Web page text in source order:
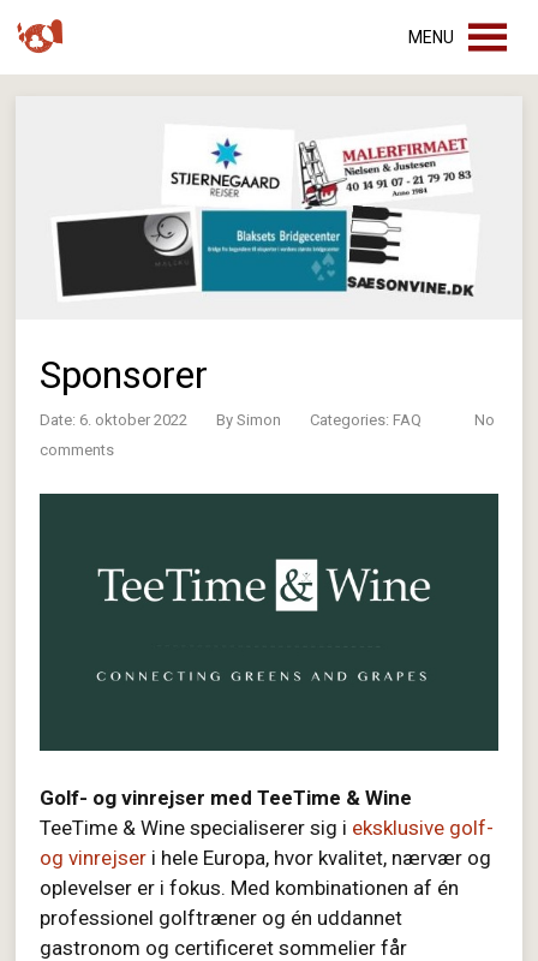
MENU
Sponsorer
Date: 6. oktober 2022 BySimon Categories: FAQ
No
comments
Golf- og vinrejser med TeeTime & Wine
TeeTime & Wine specialiserer sig i eksklusive golf-
og vinrejser i hele Europa, hvor kvalitet, nærvær og
oplevelser er i fokus. Med kombinationen af én
professionel golftræner og én uddannet
gastronom og certificeret sommelier får